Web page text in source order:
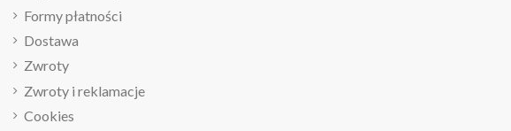
Formy płatności
Dostawa
Zwroty
Zwroty i reklamacje
Cookies